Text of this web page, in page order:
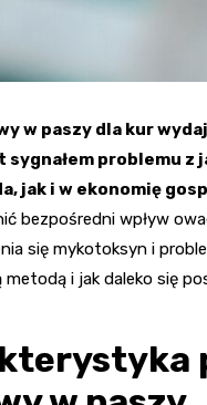
w paszy dla kur
problemu z
jak i w ekonomię
bezpośredni wpływ
się mykotoksyn i
metodą i jak daleko się